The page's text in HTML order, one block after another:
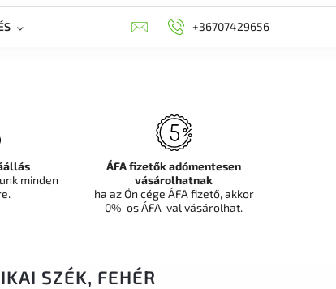
DEKORÁCIÓS FALPANEL, MŰNÖVÉNY FAL
+36707429656
SZÉK, FEHÉR
minden
ÁFA fizetők adómentesen
vásárolhatnak
ha az Ön cége ÁFA fizető, akkor
0%-os ÁFA-val vásárolhat.